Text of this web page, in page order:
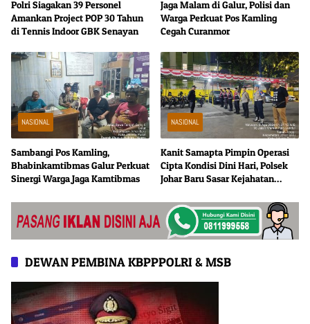
Polri Siagakan 39 Personel
Amankan Project POP 30 Tahun
di Tennis Indoor GBK Senayan
Jaga Malam di Galur, Polisi dan
Warga Perkuat Pos Kamling
Cegah Curanmor
NASIONAL
Sambangi Pos Kamling,
Bhabinkamtibmas Galur Perkuat
Sinergi Warga Jaga Kamtibmas
NASIONAL
Kanit Samapta Pimpin Operasi
Cipta Kondisi Dini Hari, Polsek
Johar Baru Sasar Kejahatan
DEWAN PEMBINA KBPPPOLRI & MSB